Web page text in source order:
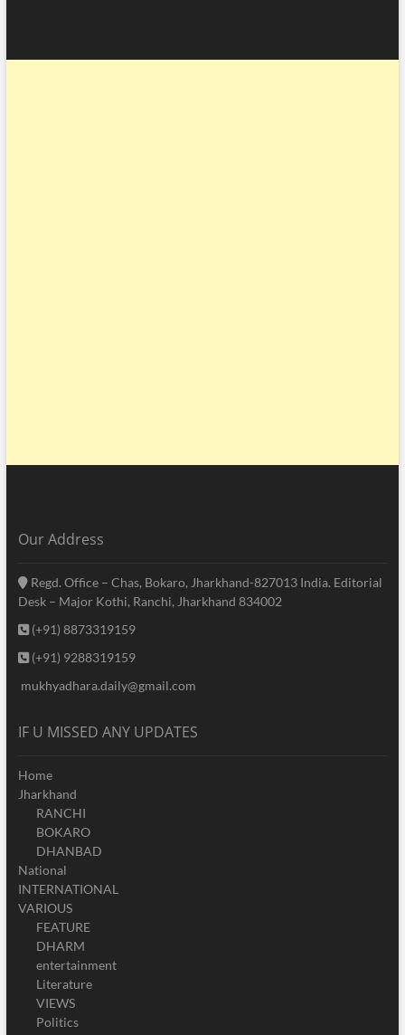
Our Address
Regd. Office – Chas, Bokaro, Jharkhand-827013 India. Editorial
Desk – Major Kothi, Ranchi, Jharkhand 834002
(+91) 8873319159
(+91) 9288319159
mukhyadhara.daily@gmail.com
IF U MISSED ANY UPDATES
Home
Jharkhand
RANCHI
BOKARO
DHANBAD
National
INTERNATIONAL
VARIOUS
FEATURE
DHARM
entertainment
Literature
VIEWS
Politics